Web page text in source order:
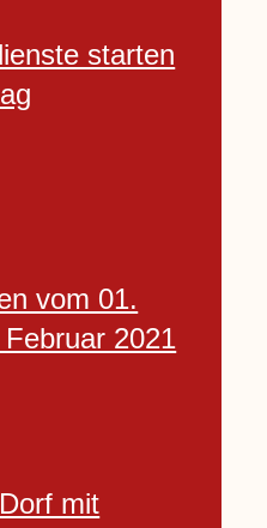
starten
vom 01.
2021
mit